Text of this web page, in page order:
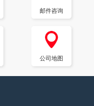
邮件咨询
公司地图